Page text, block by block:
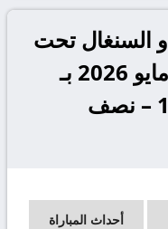
مباراة المغرب تحت 17 و السنغال تحت
17 بث مباشر بتاريخ 28 مايو 2026 بـ
كأس أمم إفريقيا تحت 17 – نصف
أحداث المباراة